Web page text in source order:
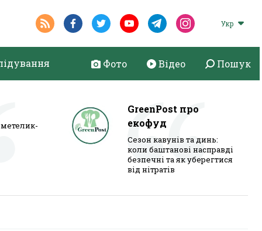
Укр
Фото Відео Пошук
GreenPost про
екофуд
Сезон кавунів та динь:
коли баштанові насправді
безпечні та як уберегтися
від нітратів